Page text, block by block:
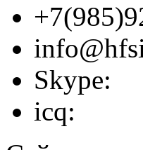
Skype:
icq: